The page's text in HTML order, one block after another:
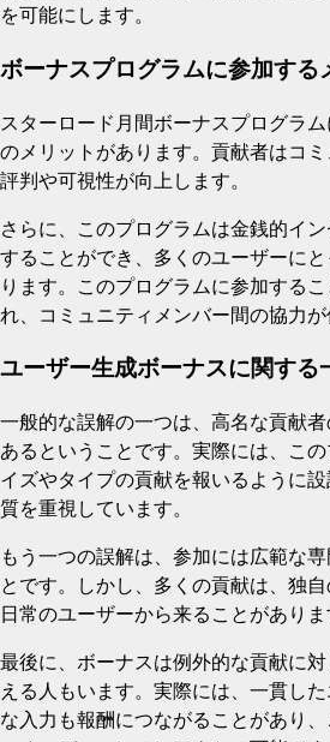
を可能にします。
ボーナスプログラムに参加する
スターロード月間ボーナスプログラ
のメリットがあります。貢献者はコミ
評判や可視性が向上します。
さらに、このプログラムは金銭的イ
することができ、多くのユーザーに
ります。このプログラムに参加する
れ、コミュニティメンバー間の協力が
ユーザー生成ボーナスに関する
一般的な誤解の一つは、高名な貢献
あるということです。実際には、こ
イズやタイプの貢献を報いるように
質を重視しています。
もう一つの誤解は、参加には広範な
とです。しかし、多くの貢献は、独
日常のユーザーから来ることがありま
最後に、ボーナスは例外的な貢献に
える人もいます。実際には、一貫し
な入力も報酬につながることがあり